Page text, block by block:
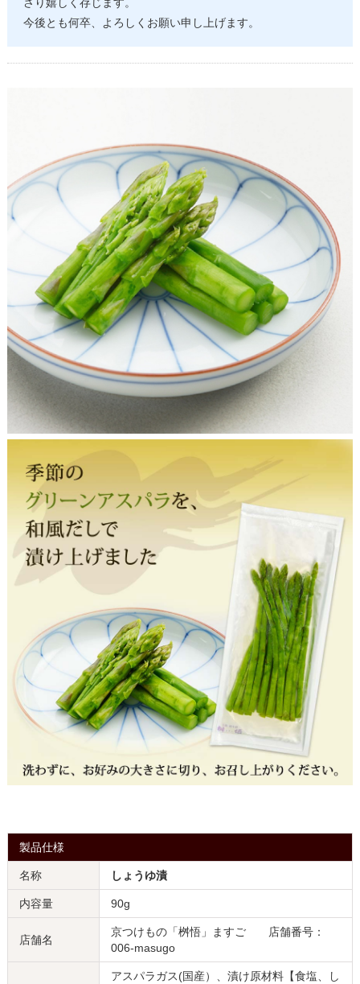
さり嬉しく存じます。
今後とも何卒、よろしくお願い申し上げます。
製品仕様
名称 しょうゆ漬
内容量 90g
店舗名
京つけもの「桝悟」ますご 店舗番号：
006-masugo
アスパラガス(国産）、漬け原材料【食塩、し